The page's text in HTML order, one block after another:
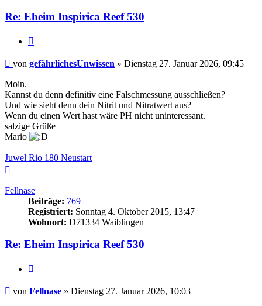
Re: Eheim Inspirica Reef 530
Beitrag
von gefährlichesUnwissen » Dienstag 27. Januar 2026, 09:45
Moin.
Kannst du denn definitiv eine Falschmessung ausschließen?
Und wie sieht denn dein Nitrit und Nitratwert aus?
Wenn du einen Wert hast wäre PH nicht uninteressant.
salzige Grüße
Mario
Juwel Rio 180 Neustart
Fellnase
Beiträge: 769
Registriert: Sonntag 4. Oktober 2015, 13:47
Wohnort: D71334 Waiblingen
Re: Eheim Inspirica Reef 530
Beitrag
von Fellnase » Dienstag 27. Januar 2026, 10:03